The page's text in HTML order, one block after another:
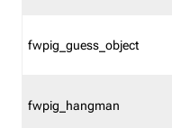
fwpig_guess_object
fwpig_hangman